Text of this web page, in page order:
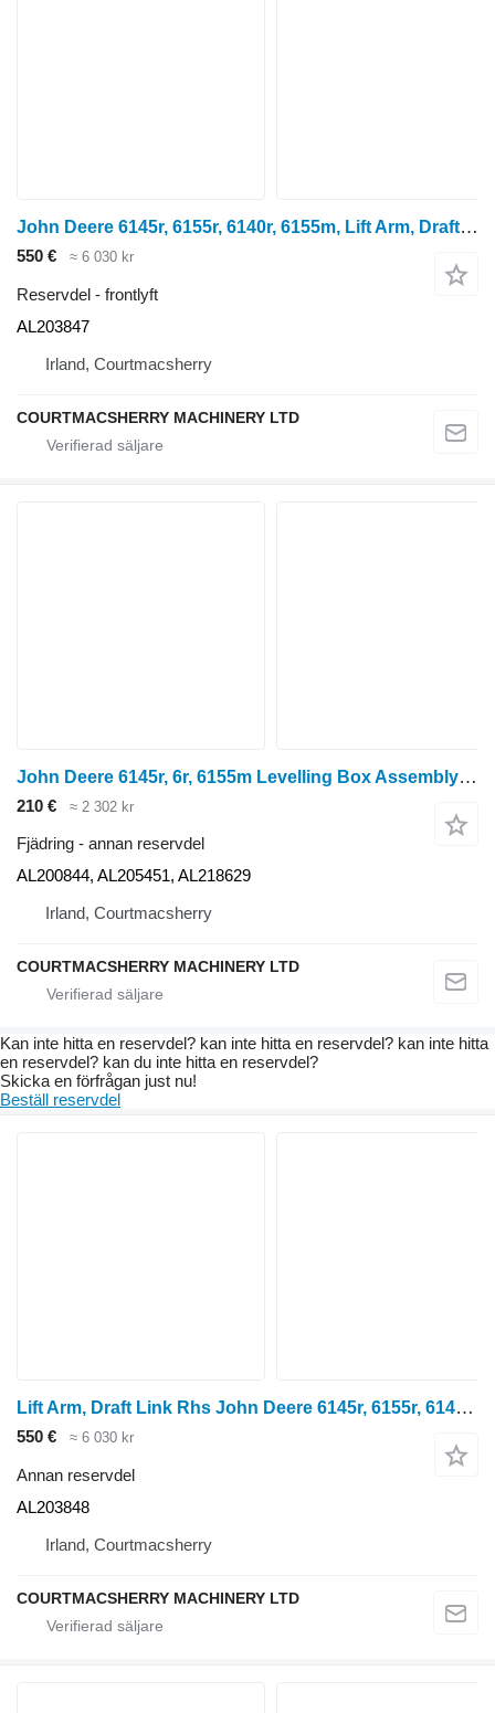
John Deere 6145r, 6155r, 6140r, 6155m, Lift Arm, Draft Link Lhs Al203847 AL203847 frontlyft till John Deere 6145R hjultraktor
550 € ≈ 6 030 kr
Reservdel - frontlyft
AL203847
Irland, Courtmacsherry
COURTMACSHERRY MACHINERY LTD
John Deere 6145r, 6r, 6155m Levelling Box Assembly Al218629, Al200844, Al20 AL200844 till John Deere 6145R hjultraktor
210 € ≈ 2 302 kr
Fjädring - annan reservdel
AL200844, AL205451, AL218629
Irland, Courtmacsherry
COURTMACSHERRY MACHINERY LTD
Kan inte hitta en reservdel? kan inte hitta en reservdel? kan inte hitta
en reservdel? kan du inte hitta en reservdel?
Skicka en förfrågan just nu!
Beställ reservdel
Lift Arm, Draft Link Rhs John Deere 6145r, 6155r, 6140r, 6155m, Lift Arm, Draft Link Rhs Al203848 AL203848 till John Deere 6145R hjultraktor
550 € ≈ 6 030 kr
Annan reservdel
AL203848
Irland, Courtmacsherry
COURTMACSHERRY MACHINERY LTD